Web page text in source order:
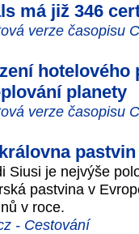
má již 346
verze časopisu
planety
verze časopisu
Siusi je nejvýše
pastvina v
v roce.
- Cestování